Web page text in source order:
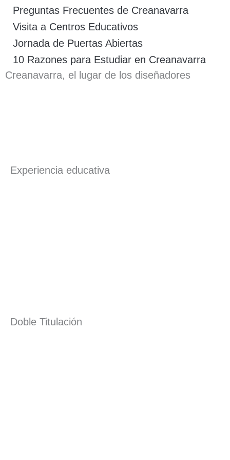
Preguntas Frecuentes de Creanavarra
Visita a Centros Educativos
Jornada de Puertas Abiertas
10 Razones para Estudiar en Creanavarra
Creanavarra, el lugar de los diseñadores
Experiencia educativa
Doble Titulación